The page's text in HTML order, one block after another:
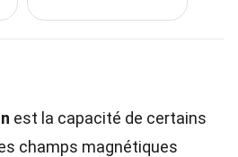
est la capacité de certains
champs magnétiques